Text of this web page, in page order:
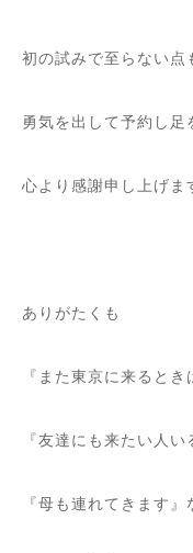
初の試みで至らない点
勇気を出して予約し足
心より感謝申し上げま
ありがたくも
『また東京に来るとき
『友達にも来たい人い
『母も連れてきます』